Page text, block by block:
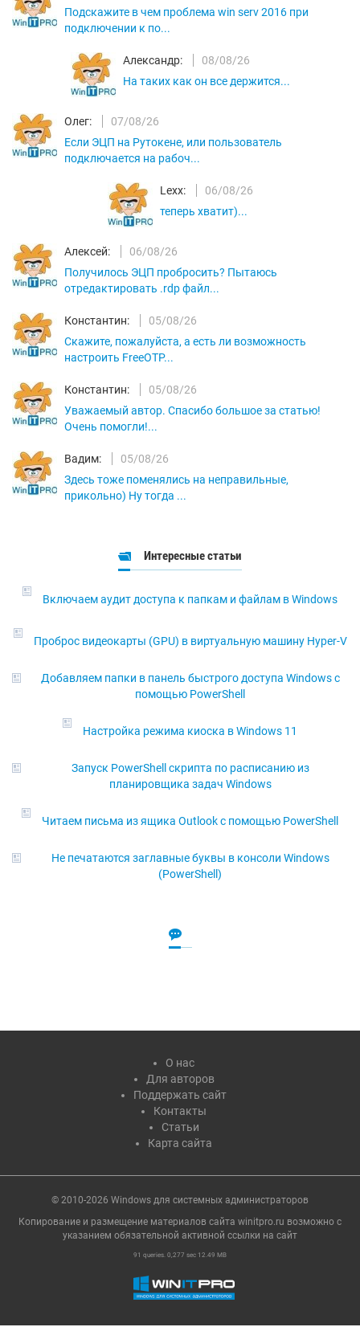
Подскажите в чем проблема win serv 2016 при
подключении к по...
Александр:
08/08/26
На таких как он все держится...
Олег:
07/08/26
Если ЭЦП на Рутокене, или пользователь
подключается на рабоч...
Lexx:
06/08/26
теперь хватит)...
Алексей:
06/08/26
Получилось ЭЦП пробросить? Пытаюсь
отредактировать .rdp файл...
Константин:
05/08/26
Скажите, пожалуйста, а есть ли возможность
настроить FreeOTP...
Константин:
05/08/26
Уважаемый автор. Спасибо большое за статью!
Очень помогли!...
Вадим:
05/08/26
Здесь тоже поменялись на неправильные,
прикольно) Ну тогда ...
Интересные статьи
Включаем аудит доступа к папкам и файлам в Windows
Проброс видеокарты (GPU) в виртуальную машину Hyper-V
Добавляем папки в панель быстрого доступа Windows с
помощью PowerShell
Настройка режима киоска в Windows 11
Запуск PowerShell скрипта по расписанию из
планировщика задач Windows
Читаем письма из ящика Outlook с помощью PowerShell
Не печатаются заглавные буквы в консоли Windows
(PowerShell)
О нас
Для авторов
Поддержать сайт
Контакты
Статьи
Карта сайта
© 2010-2026 Windows для системных администраторов
Копирование и размещение материалов сайта winitpro.ru возможно с
указанием обязательной активной ссылки на cайт
91 queries. 0,277 sec 12.49 MB